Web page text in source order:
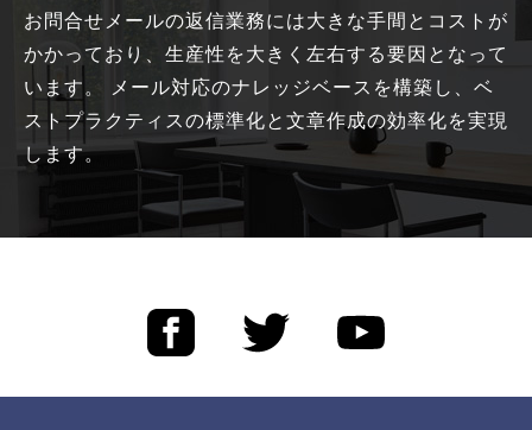
お問合せメールの返信業務には大きな手間とコストが
かかっており、生産性を大きく左右する要因となって
います。 メール対応のナレッジベースを構築し、ベ
ストプラクティスの標準化と文章作成の効率化を実現
します。